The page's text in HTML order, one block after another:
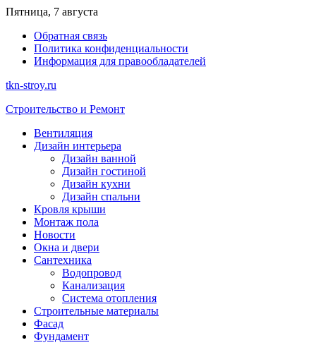
Перейти
содержимому
Пятница, 7 августа
Обратная связь
Политика конфиденциальности
Информация для правообладателей
tkn-stroy.ru
Строительство и Ремонт
Вентиляция
Дизайн интерьера
Дизайн ванной
Дизайн гостиной
Дизайн кухни
Дизайн спальни
Кровля крыши
Монтаж пола
Новости
Окна и двери
Сантехника
Водопровод
Канализация
Система отопления
Строительные материалы
Фасад
Фундамент